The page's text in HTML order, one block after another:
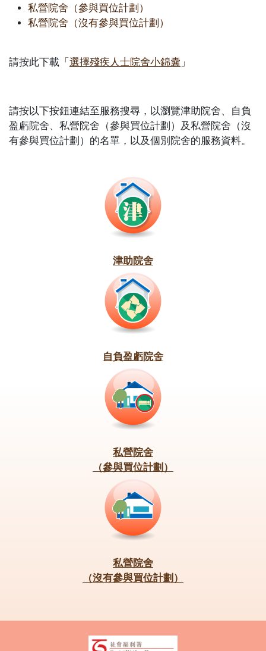
私營院舍（參與買位計劃）
私營院舍（沒有參與買位計劃）
請按此下載 「 選擇殘疾人士院舍小錦囊 」
請按以下按鈕連結至服務搜尋，以瀏覽津助院舍、自負
盈虧院舍、私營院舍（參與買位計劃）及私營院舍（沒
有參與買位計劃）的名單，以及個別院舍的服務資料。
津助院舍
自負盈虧院舍
私營院舍
（參與買位計劃）
私營院舍
（沒有參與買位計劃）